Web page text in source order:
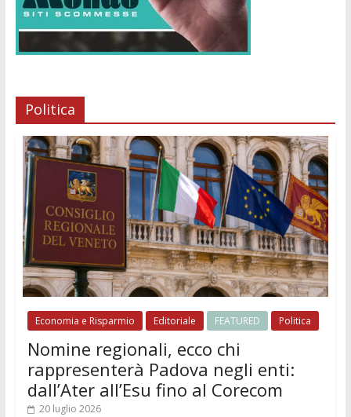
Politica
Economia e Risparmio Editoriale FEATURED Politica
Nomine regionali, ecco chi
rappresenterà Padova negli enti:
dall’Ater all’Esu fino al Corecom
20 luglio 2026